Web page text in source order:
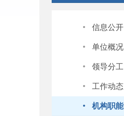
· 信息公开
· 单位概况
· 领导分工
· 工作动态
· 机构职能